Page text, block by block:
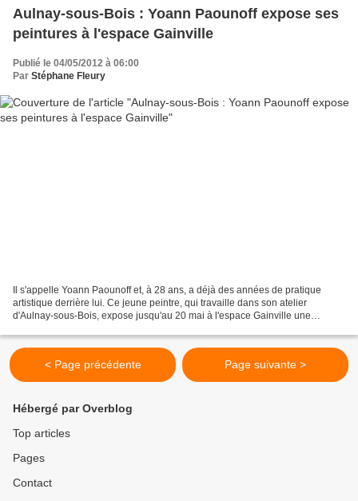
Aulnay-sous-Bois : Yoann Paounoff expose ses
peintures à l'espace Gainville
Publié le 04/05/2012 à 06:00
Par Stéphane Fleury
Il s'appelle Yoann Paounoff et, à 28 ans, a déjà des années de pratique
artistique derrière lui. Ce jeune peintre, qui travaille dans son atelier
d'Aulnay-sous-Bois, expose jusqu'au 20 mai à l'espace Gainville une
< Page précédente Page suivante >
Hébergé par Overblog
Top articles
Pages
Contact